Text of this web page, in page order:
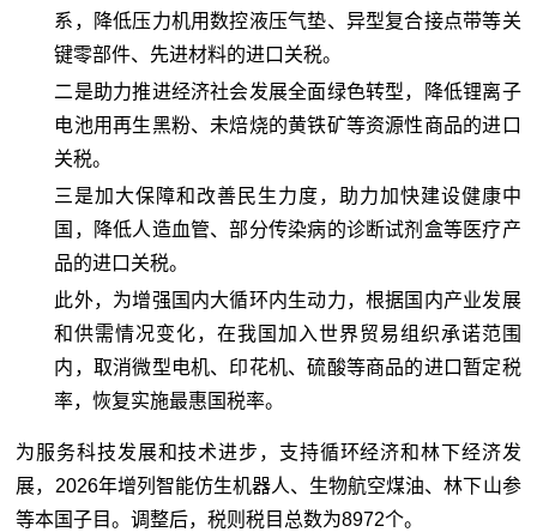
系，降低压力机用数控液压气垫、异型复合接点带等关
键零部件、先进材料的进口关税。
二是助力推进经济社会发展全面绿色转型，降低锂离子
电池用再生黑粉、未焙烧的黄铁矿等资源性商品的进口
关税。
三是加大保障和改善民生力度，助力加快建设健康中
国，降低人造血管、部分传染病的诊断试剂盒等医疗产
品的进口关税。
此外，为增强国内大循环内生动力，根据国内产业发展
和供需情况变化，在我国加入世界贸易组织承诺范围
内，取消微型电机、印花机、硫酸等商品的进口暂定税
率，恢复实施最惠国税率。
为服务科技发展和技术进步，支持循环经济和林下经济发
展，2026年增列智能仿生机器人、生物航空煤油、林下山参
等本国子目。调整后，税则税目总数为8972个。